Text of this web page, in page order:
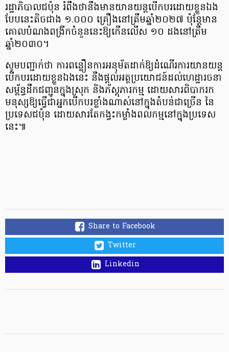
រដ្ឋាភិបាលជប៉ុន រំពឹងថានឹងមានយានយន្តបើកបរដោយខ្លួនឯង​
បែបនេះតិចជាង ១.០០០ គ្រឿងនៅ​ត្រឹមឆ្នាំ២០២៧ ប៉ុន្តែមាន
គោលបំណងពង្រីកចំនួន​នេះ​​ឱ្យ​កើន​លើស ១០ ដង​នៅ​ត្រឹម
ឆ្នាំ២០៣០។
សូមបញ្ជាក់​ថា ការពន្លឿនការអនុម័តដាក់ឱ្យដំណើរការ​យានយន្ត
បើកបរដោយខ្លួនឯង​នេះ នឹងផ្តល់អត្ថប្រយោជន៍ដល់ហេដ្ឋារចនា
សម្ព័ន្ធដឹកជញ្ជូនក្នុងស្រុក និងភ័ស្តុភារកម្ម ដោយសារ​ពិបាករក
មនុស្សឱ្យធ្វើជាអ្នកបើកបរខ្លាំងណាស់​នៅក្នុងតំបន់ជាច្រើន នៃ
ប្រទេសជប៉ុន ដោយ​សារតែកង្វះ​កម្លាំងពលកម្ម​នៅ​​ក្នុង​ប្រទេស​
នេះ​៕
Share to Facebook
Twitter
Linkedin